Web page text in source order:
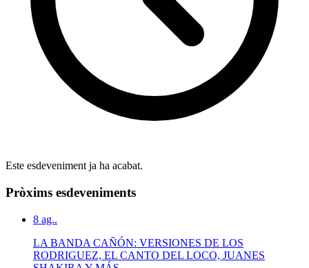
Este esdeveniment ja ha acabat.
Pròxims esdeveniments
8 ag..
LA BANDA CAÑÓN: VERSIONES DE LOS
RODRIGUEZ, EL CANTO DEL LOCO, JUANES